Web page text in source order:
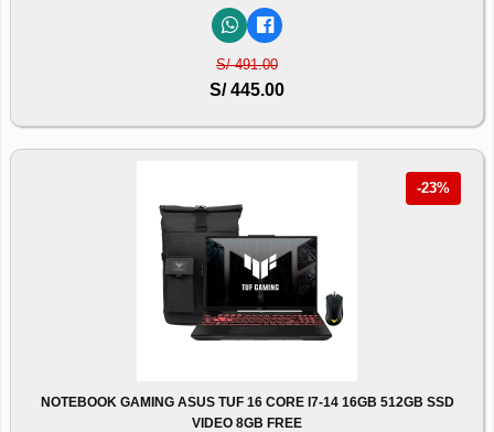
S/ 491.00
S/ 445.00
-23%
NOTEBOOK GAMING ASUS TUF 16 CORE I7-14 16GB 512GB SSD
VIDEO 8GB FREE